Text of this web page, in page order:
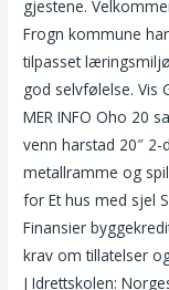
gjestene.
Frogn kommune
tilpasset
god selvfølelse. Vis
MER INFO Oho 20
venn harstad 20″
metallramme og
for Et hus med sjel
Finansier
krav om tillatelser
J Idrettskolen: